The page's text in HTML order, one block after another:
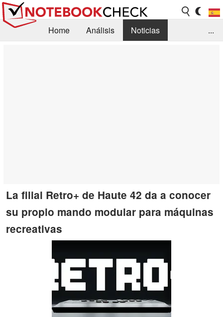
Home Análisis
Noticias
...
La filial Retro+ de Haute 42 da a conocer
su propio mando modular para máquinas
recreativas